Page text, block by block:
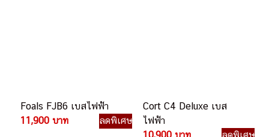
Foals FJB6 เบสไฟฟ้า
11,900 บาท
ลดพิเศษ
Cort C4 Deluxe เบส
ไฟฟ้า